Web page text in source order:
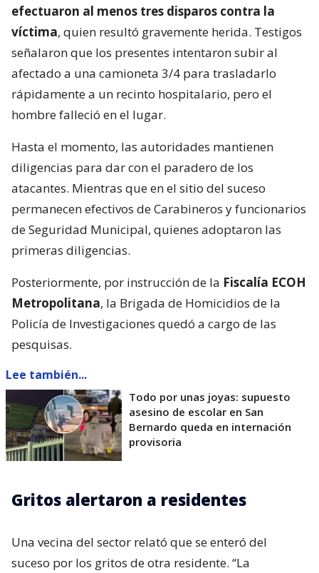
efectuaron al menos tres disparos contra la
víctima, quien resultó gravemente herida. Testigos
señalaron que los presentes intentaron subir al
afectado a una camioneta 3/4 para trasladarlo
rápidamente a un recinto hospitalario, pero el
hombre falleció en el lugar.
Hasta el momento, las autoridades mantienen
diligencias para dar con el paradero de los
atacantes. Mientras que en el sitio del suceso
permanecen efectivos de Carabineros y funcionarios
de Seguridad Municipal, quienes adoptaron las
primeras diligencias.
Posteriormente, por instrucción de la Fiscalía ECOH
Metropolitana, la Brigada de Homicidios de la
Policía de Investigaciones quedó a cargo de las
pesquisas.
Lee también...
Todo por unas joyas: supuesto
asesino de escolar en San
Bernardo queda en internación
provisoria
Gritos alertaron a residentes
Una vecina del sector relató que se enteró del
suceso por los gritos de otra residente. “La